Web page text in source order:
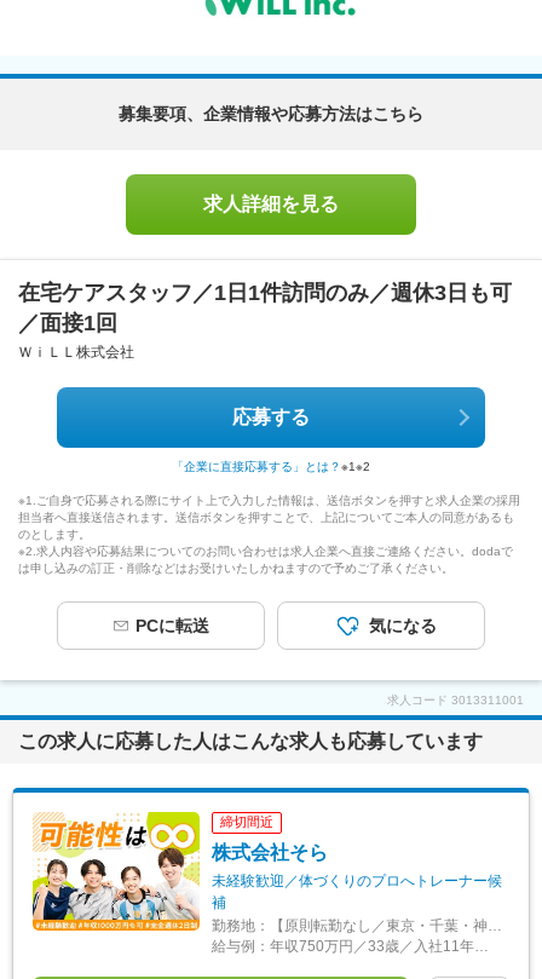
募集要項、企業情報や応募方法はこちら
求人詳細を見る
在宅ケアスタッフ／1日1件訪問のみ／週休3日も可
／面接1回
ＷｉＬＬ株式会社
応募する
「企業に直接応募する」とは？※1※2
※1.ご自身で応募される際にサイト上で入力した情報は、送信ボタンを押すと求人企業の採用
担当者へ直接送信されます。送信ボタンを押すことで、上記についてご本人の同意があるも
のとします。
※2.求人内容や応募結果についてのお問い合わせは求人企業へ直接ご連絡ください。dodaで
は申し込みの訂正・削除などはお受けいたしかねますので予めご了承ください。
PCに転送 気になる
求人コード 3013311001
この求人に応募した人はこんな求人も応募しています
締切間近
株式会社そら
未経験歓迎／体づくりのプロへトレーナー候
補
勤務地：
【原則転勤なし／東京・千葉・神奈川・埼玉・茨城・京都・大阪のいずれかの店舗勤務】 ※勤務地は希望を考慮 ※社宅や住宅手当あり 【Dr.ストレッチ】 ■東京都 ・経堂店／世田谷区 ・赤羽店／北区 ・目白店／豊島区 ・広尾店／港区 ・アリオ西新井店、北千住本町センター通り店／足立区 ■千葉県 ・船橋店／船橋市 ・新浦安店／浦安市 ・柏店、セブンパークアリオ柏店／柏市 ・本八幡店／市川市 ・海浜幕張店、ペリエ千葉店／千葉市 ・松戸店／松戸市 ・流山おおたかの森店／流山市 ■神奈川県 ・川崎アゼリア店／川崎市 ・センター北店、カトレヤプラザ伊勢佐木店／横浜市 ■埼玉県 ・浦和コルソ店／さいたま市 ■茨城県 ・イーアスつくば店／つくば市 ・イオンモール土浦店／土浦市 ■京都府 ・MOMOテラス店／京都市 ■大阪府 ・天神橋筋本店／大阪市 ・高槻店／高槻市 ・江坂店／吹田市 ・枚方モール店／枚方市 ・イオンモール茨木店／茨木市
給与例： 年収750万円／33歳／入社11年目（店長職）